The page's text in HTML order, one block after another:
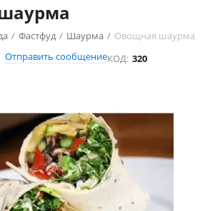
/ Фастфуд / Шаурма / Овощная шаурма
Отправить сообщениеКОД: 320